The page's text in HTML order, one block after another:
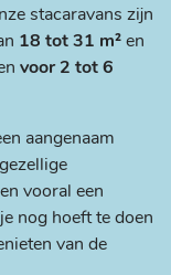
stacaravans zijn
18 tot 31 m²en
voor 2 tot 6
aangenaam
vooral een
nog hoeft te doen
van de